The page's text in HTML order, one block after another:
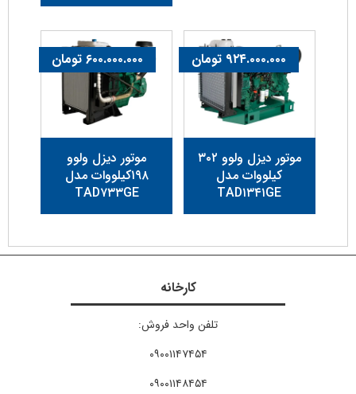
موتور دیزل ولوو ۳۰۲
کیلووات مدل
TAD۱۳۴۱GE
۹۲۴.۰۰۰.۰۰۰ تومان
موتور دیزل ولوو
۱۹۸کیلووات مدل
TAD۷۳۳GE
۶۰۰.۰۰۰.۰۰۰ تومان
کارخانه
تلفن واحد فروش:
۰۹۰۰۱۱۴۷۴۵۴
۰۹۰۰۱۱۴۸۴۵۴